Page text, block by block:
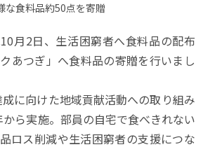
な食料品約50点を寄贈
月2日、生活困窮者へ食料品の配布
あつぎ」へ食料品の寄贈を行いまし
に向けた地域貢献活動への取り組み
ら実施。部員の自宅で食べきれない
ロス削減や生活困窮者の支援につな